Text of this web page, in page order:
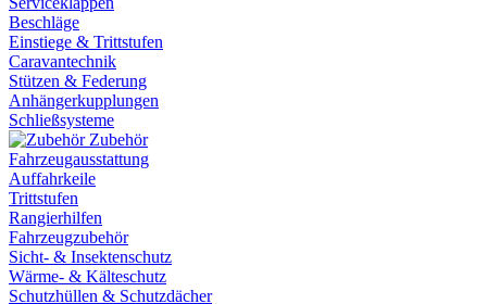
Beschläge
Einstiege & Trittstufen
Caravantechnik
Stützen & Federung
Anhängerkupplungen
Schließsysteme
Zubehör
Fahrzeugausstattung
Auffahrkeile
Trittstufen
Rangierhilfen
Fahrzeugzubehör
Sicht- & Insektenschutz
Wärme- & Kälteschutz
Schutzhüllen & Schutzdächer